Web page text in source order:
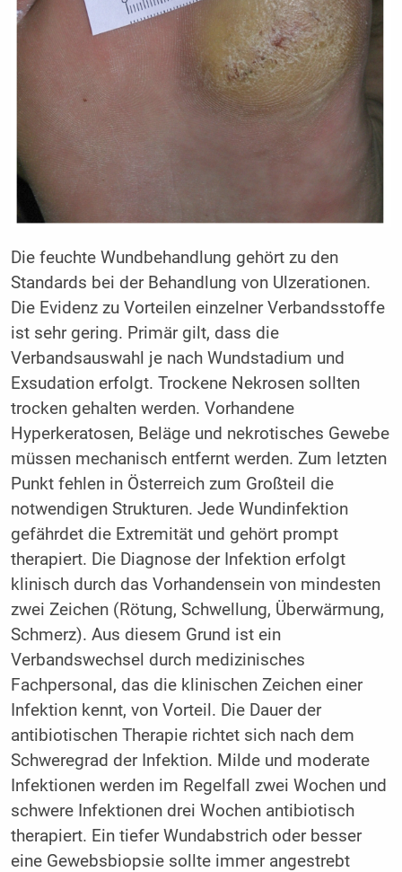
Die feuchte Wundbehandlung gehört zu den
Standards bei der Behandlung von Ulzerationen.
Die Evidenz zu Vorteilen einzelner Verbandsstoffe
ist sehr gering. Primär gilt, dass die
Verbandsauswahl je nach Wundstadium und
Exsudation erfolgt. Trockene Nekrosen sollten
trocken gehalten werden. Vorhandene
Hyperkeratosen, Beläge und nekrotisches Gewebe
müssen mechanisch entfernt werden. Zum letzten
Punkt fehlen in Österreich zum Großteil die
notwendigen Strukturen. Jede Wundinfektion
gefährdet die Extremität und gehört prompt
therapiert. Die Diagnose der Infektion erfolgt
klinisch durch das Vorhandensein von mindesten
zwei Zeichen (Rötung, Schwellung, Überwärmung,
Schmerz). Aus diesem Grund ist ein
Verbandswechsel durch medizinisches
Fachpersonal, das die klinischen Zeichen einer
Infektion kennt, von Vorteil. Die Dauer der
antibiotischen Therapie richtet sich nach dem
Schweregrad der Infektion. Milde und moderate
Infektionen werden im Regelfall zwei Wochen und
schwere Infektionen drei Wochen antibiotisch
therapiert. Ein tiefer Wundabstrich oder besser
eine Gewebsbiopsie sollte immer angestrebt